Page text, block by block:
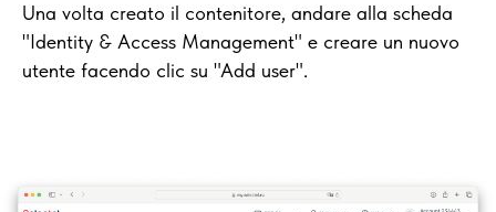
Una volta creato il contenitore, andare alla scheda
"Identity & Access Management" e creare un nuovo
utente facendo clic su "Add user".